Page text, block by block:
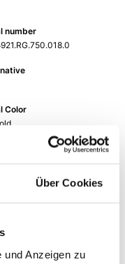
Über Cookies
und Anzeigen zu
number
Color